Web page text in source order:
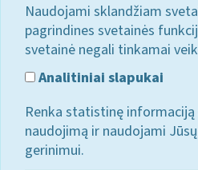
Naudojami sklandžiam
pagrindines svetainės
svetainė negali tinkamai
Analitiniai slapukai
Renka statistinę informaciją
naudojimą ir naudojami
gerinimui.